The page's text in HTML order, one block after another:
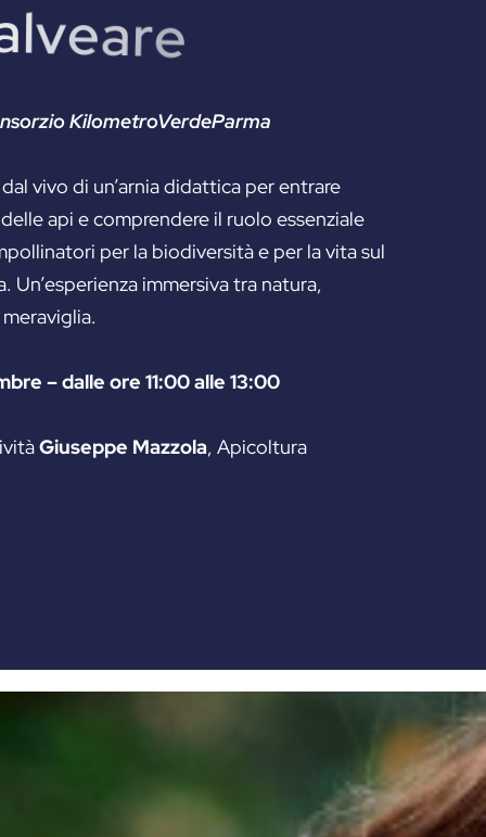
lveare
KilometroVerdeParma
vivo di un’arnia didattica per entrare
api e comprendere il ruolo essenziale
per la biodiversità e per la vita sul
Un’esperienza immersiva tra natura,
– dalle ore 11:00 alle 13:00
Giuseppe Mazzola, Apicoltura